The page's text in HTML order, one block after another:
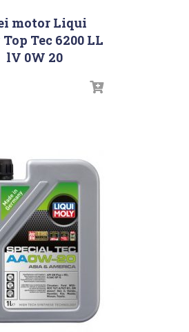
motor Liqui
Tec 6200 LL
lV 0W 20